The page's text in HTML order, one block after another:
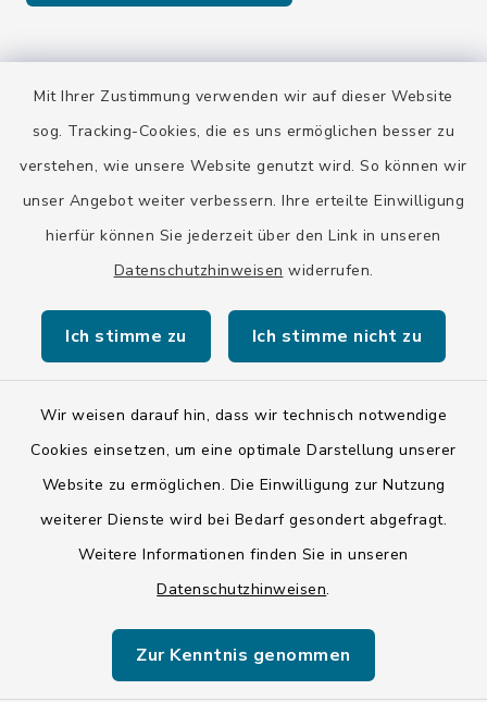
Mit Ihrer Zustimmung verwenden wir auf dieser Website
sog. Tracking-Cookies, die es uns ermöglichen besser zu
verstehen, wie unsere Website genutzt wird. So können wir
unser Angebot weiter verbessern. Ihre erteilte Einwilligung
hierfür können Sie jederzeit über den Link in unseren
Datenschutzhinweisen widerrufen.
Ich stimme zu Ich stimme nicht zu
Wir weisen darauf hin, dass wir technisch notwendige
Cookies einsetzen, um eine optimale Darstellung unserer
Website zu ermöglichen. Die Einwilligung zur Nutzung
weiterer Dienste wird bei Bedarf gesondert abgefragt.
Weitere Informationen finden Sie in unseren
Datenschutzhinweisen.
Zur Kenntnis genommen
Quicklinks
Stadt Wolfratshausen
Kontakt
Barrierefreiheit
Impressum
ISIS 12
Sitemap
Cookie-Einstellungen